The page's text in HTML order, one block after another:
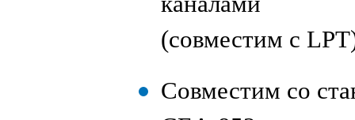
(совместим с
Совместим со